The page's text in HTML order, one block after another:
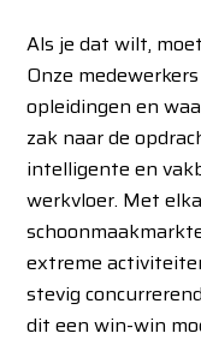
Als je dat wilt,
Onze
opleidingen en
zak naar de
intelligente en
werkvloer. Met
extreme
stevig
dit een win-win